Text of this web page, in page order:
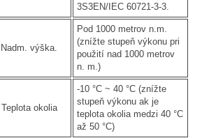
3S3EN/IEC 60721-3-3.
Nadm. výška.
Pod 1000 metrov n.m.
(znížte stupeň výkonu pri
použití nad 1000 metrov
n. m.)
Teplota okolia
-10 °C ~ 40 °C (znížte
stupeň výkonu ak je
teplota okolia medzi 40 °C
až 50 °C)